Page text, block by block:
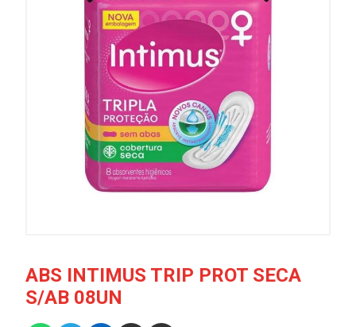
ABS INTIMUS TRIP PROT SECA
S/AB 08UN